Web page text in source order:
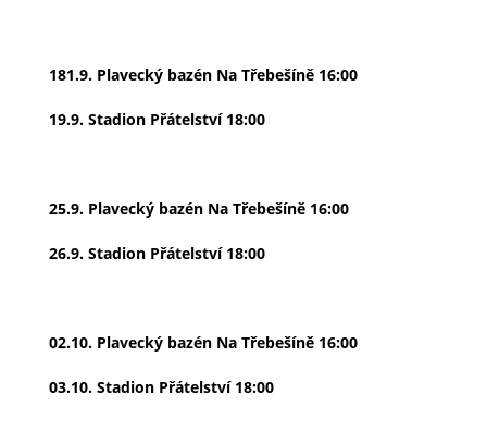
181.9. Plavecký bazén Na Třebešíně 16:00
19.9. Stadion Přátelství 18:00
25.9. Plavecký bazén Na Třebešíně 16:00
26.9. Stadion Přátelství 18:00
02.10. Plavecký bazén Na Třebešíně 16:00
03.10. Stadion Přátelství 18:00